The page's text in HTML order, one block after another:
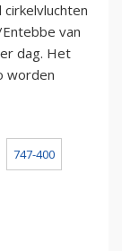
van
dag. Het
worden
747-400